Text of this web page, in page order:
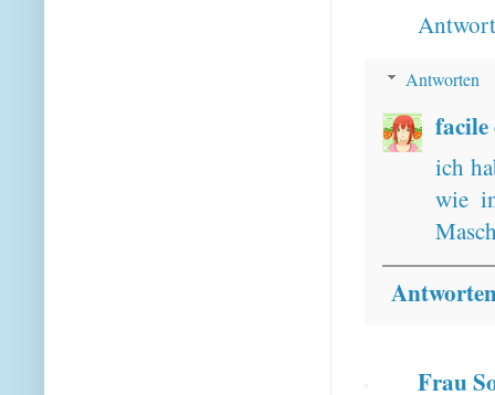
Antworten
facile
ich
wie
Frau